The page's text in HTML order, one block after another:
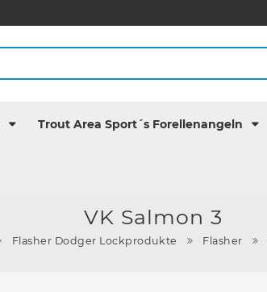
Trout Area Sport´s Forellenangeln
VK Salmon 3
Flasher Dodger Lockprodukte Flasher